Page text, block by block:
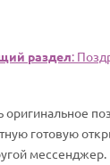
раздел:
оригинальное
готовую
мессенджер.